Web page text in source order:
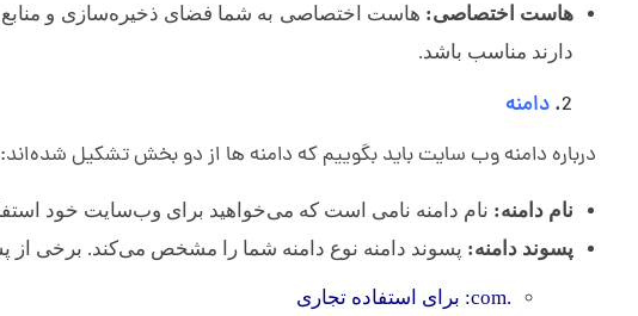
هاست اختصاصی: هاست اختصاصی به شما فضای ذخیره‌سازی و منابع
دارند مناسب باشد.
.دامنه
درباره دامنه وب سایت باید بگوییم که دامنه ها از دو بخش تشکیل شده‌اند:
نام دامنه: نام دامنه نامی است که می‌خواهید برای وب‌سایت خود
پسوند دامنه: پسوند دامنه نوع دامنه شما را مشخص می‌کند. برخی از
.com: برای استفاده تجاری